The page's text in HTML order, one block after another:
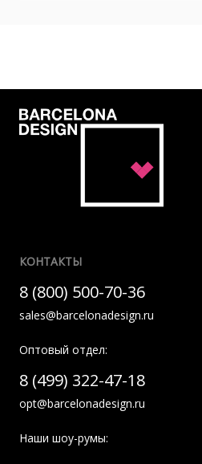
КОНТАКТЫ
8 (800) 500-70-36
sales@barcelonadesign.ru
Оптовый отдел:
8 (499) 322-47-18
opt@barcelonadesign.ru
Наши шоу-румы: